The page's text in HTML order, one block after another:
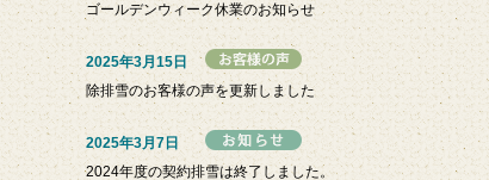
ゴールデンウィーク休業のお知らせ
2025年3月15日
除排雪のお客様の声を更新しました
2025年3月7日
2024年度の契約排雪は終了しました。